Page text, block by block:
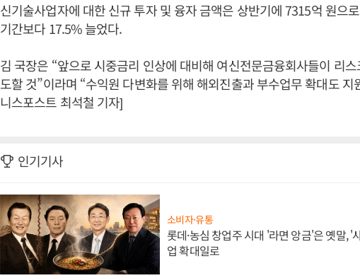
신기술사업자에 대한 신규 투자 및 융자 금액은 상반기에 7315억 원으
기간보다 17.5% 늘었다.
김 국장은 “앞으로 시중금리 인상에 대비해 여신전문금융회사들이 리
도할 것”이라며 “수익원 다변화를 위해 해외진출과 부수업무 확대도 지
니스포스트 최석철 기자]
인기기사
소비자·유통
롯데·농심 창업주 시대 '라면 앙금'은 옛말, '
업 확대일로